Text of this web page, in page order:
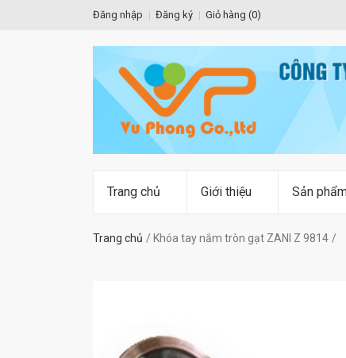
Đăng nhập Đăng ký Giỏ hàng (0)
Trang chủ Giới thiệu Sản
Trang chủ Khóa tay nắm tròn gạt ZANI Z 9814